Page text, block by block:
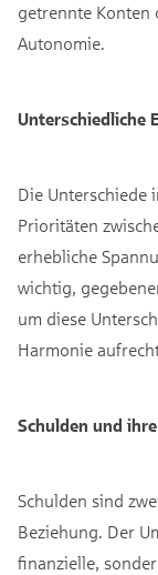
getrennte Konten
Autonomie.
Unterschiedliche
Die Unterschiede
Prioritäten
erhebliche
wichtig,
um diese
Harmonie
Schulden und
Schulden sind
Beziehung. Der
finanzielle,